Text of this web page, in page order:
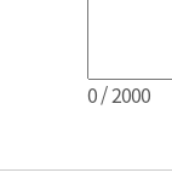
0/ 2000